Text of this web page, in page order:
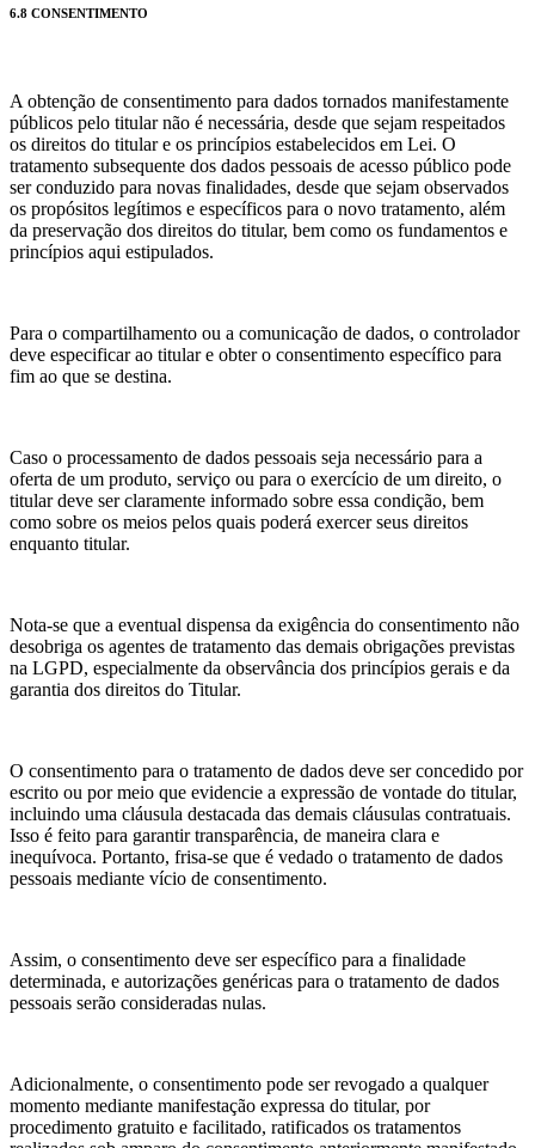
6.8 CONSENTIMENTO
A obtenção de consentimento para dados tornados manifestamente
públicos pelo titular não é necessária, desde que sejam respeitados
os direitos do titular e os princípios estabelecidos em Lei. O
tratamento subsequente dos dados pessoais de acesso público pode
ser conduzido para novas finalidades, desde que sejam observados
os propósitos legítimos e específicos para o novo tratamento, além
da preservação dos direitos do titular, bem como os fundamentos e
princípios aqui estipulados.
Para o compartilhamento ou a comunicação de dados, o controlador
deve especificar ao titular e obter o consentimento específico para
fim ao que se destina.
Caso o processamento de dados pessoais seja necessário para a
oferta de um produto, serviço ou para o exercício de um direito, o
titular deve ser claramente informado sobre essa condição, bem
como sobre os meios pelos quais poderá exercer seus direitos
enquanto titular.
Nota-se que a eventual dispensa da exigência do consentimento não
desobriga os agentes de tratamento das demais obrigações previstas
na LGPD, especialmente da observância dos princípios gerais e da
garantia dos direitos do Titular.
O consentimento para o tratamento de dados deve ser concedido por
escrito ou por meio que evidencie a expressão de vontade do titular,
incluindo uma cláusula destacada das demais cláusulas contratuais.
Isso é feito para garantir transparência, de maneira clara e
inequívoca. Portanto, frisa-se que é vedado o tratamento de dados
pessoais mediante vício de consentimento.
Assim, o consentimento deve ser específico para a finalidade
determinada, e autorizações genéricas para o tratamento de dados
pessoais serão consideradas nulas.
Adicionalmente, o consentimento pode ser revogado a qualquer
momento mediante manifestação expressa do titular, por
procedimento gratuito e facilitado, ratificados os tratamentos